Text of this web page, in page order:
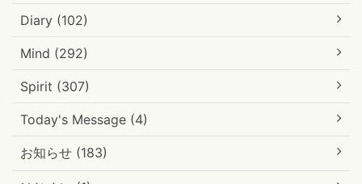
Diary (102)
Mind (292)
Spirit (307)
Today's Message (4)
お知らせ (183)